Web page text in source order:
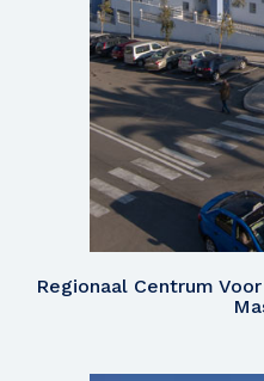
Regionaal Centrum